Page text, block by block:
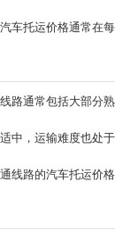
车托运价格通常在
线路通常包括大部分
中，运输难度也处
线路的汽车托运价